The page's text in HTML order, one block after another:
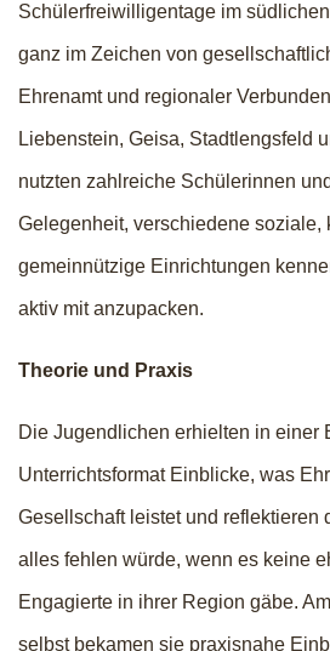
Schülerfreiwilligentage im
ganz im Zeichen von
Ehrenamt und regionaler
Liebenstein, Geisa, Stadtlengsfeld
nutzten zahlreiche Schülerinnen
Gelegenheit, verschiedene soziale,
gemeinnützige Einrichtungen
aktiv mit anzupacken.
Theorie und Praxis
Die Jugendlichen erhielten in einer
Unterrichtsformat Einblicke, was
Gesellschaft leistet und reflektieren
alles fehlen würde, wenn es keine
Engagierte in ihrer Region gäbe.
selbst bekamen sie praxisnahe